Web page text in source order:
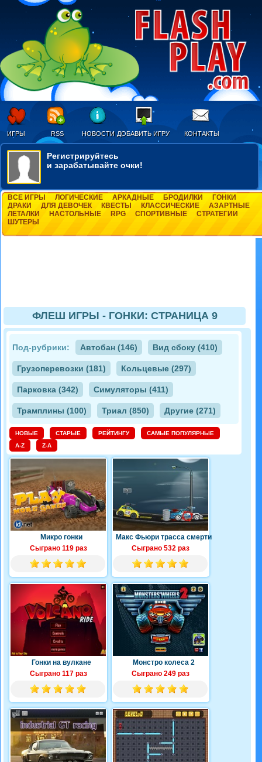
ИГРЫ RSS НОВОСТИ ДОБАВИТЬ ИГРУ КОНТАКТЫ
Регистрируйтесь
и зарабатывайте очки!
ВСЕ ИГРЫ ЛОГИЧЕСКИЕ АРКАДНЫЕ БРОДИЛКИ
ГОНКИ
ДРАКИ
ДЛЯ ДЕВОЧЕК КВЕСТЫ КЛАССИЧЕСКИЕ
АЗАРТНЫЕ
ЛЕТАЛКИ
НАСТОЛЬНЫЕ RPG СПОРТИВНЫЕ
СТРАТЕГИИ
ШУТЕРЫ
ФЛЕШ ИГРЫ - ГОНКИ: СТРАНИЦА 9
Под-рубрики: Автобан (146) Вид сбоку (410)
Грузоперевозки (181) Кольцевые (297)
Парковка (342) Симуляторы (411)
Трамплины (100) Триал (850) Другие (271)
НОВЫЕ СТАРЫЕ РЕЙТИНГУ
САМЫЕ ПОПУЛЯРНЫЕ
A-Z
Z-A
Микро гонки
Сыграно 119 раз
Макс Фьюри трасса смерти
Сыграно 532 раз
Гонки на вулкане
Сыграно 117 раз
Монстро колеса 2
Сыграно 249 раз